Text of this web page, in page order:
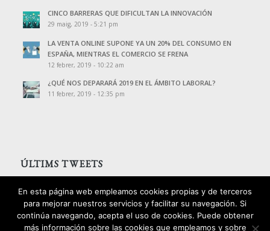
CINCO BARRERAS QUE DIFICULTAN LA INNOVACIÓN
29 maig, 2019 - 5:21 pm
LA VENTA ONLINE SUPONE YA UN 20% DEL CONSUMO EN
ESPAÑA, MIENTRAS EL COMERCIO SE FRENA
12 febrer, 2019 - 10:22 am
¿QUÉ NOS DEPARARÁ 2019 EN EL ÁMBITO LABORAL?
11 febrer, 2019 - 12:35 pm
ÚLTIMS TWEETS
Tweets de @PalomoAssessors
En esta página web empleamos cookies propias y de terceros
para mejorar nuestros servicios y facilitar su navegación. Si
continúa navegando, acepta el uso de cookies. Puede obtener
más información sobre las cookies que empleamos y sobre